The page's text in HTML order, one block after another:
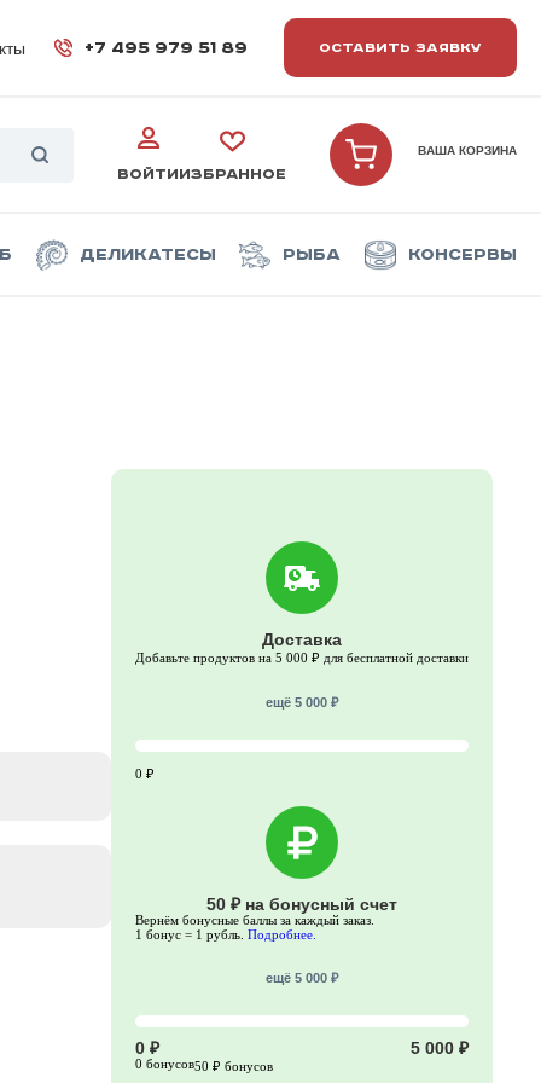
+7 495 979 51 89 ОСТАВИТЬ ЗАЯВКУ
ВОЙТИИЗБРАННОЕ
ВАША КОРЗИНА
Деликатесы Рыба Консервы
Доставка
Добавьте продуктов на 5 000 ₽ для бесплатной доставки
ещё 5 000 ₽
0 ₽
50 ₽ на бонусный счет
Вернём бонусные баллы за каждый заказ.
1 бонус = 1 рубль. Подробнее.
ещё 5 000 ₽
0 ₽ 5 000 ₽
0 бонусов50 ₽ бонусов